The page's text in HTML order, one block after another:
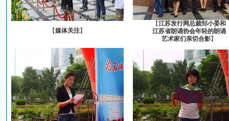
【媒体关注】
【江苏发行网总裁邹小晏和
江苏省朗诵协会年轻的朗诵
艺术家们亲切合影】